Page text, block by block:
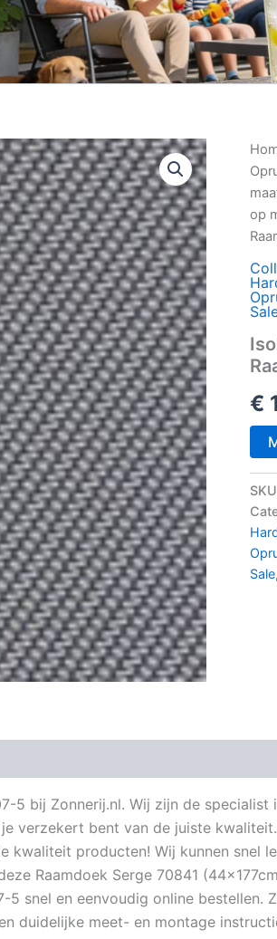
op
€
5 bij Zonnerij.nl. Wij zijn de
verzekert bent van de juiste
kwaliteit producten! Wij kunnen
Raamdoek Serge 70841
5 snel en eenvoudig online
duidelijke meet- en montage